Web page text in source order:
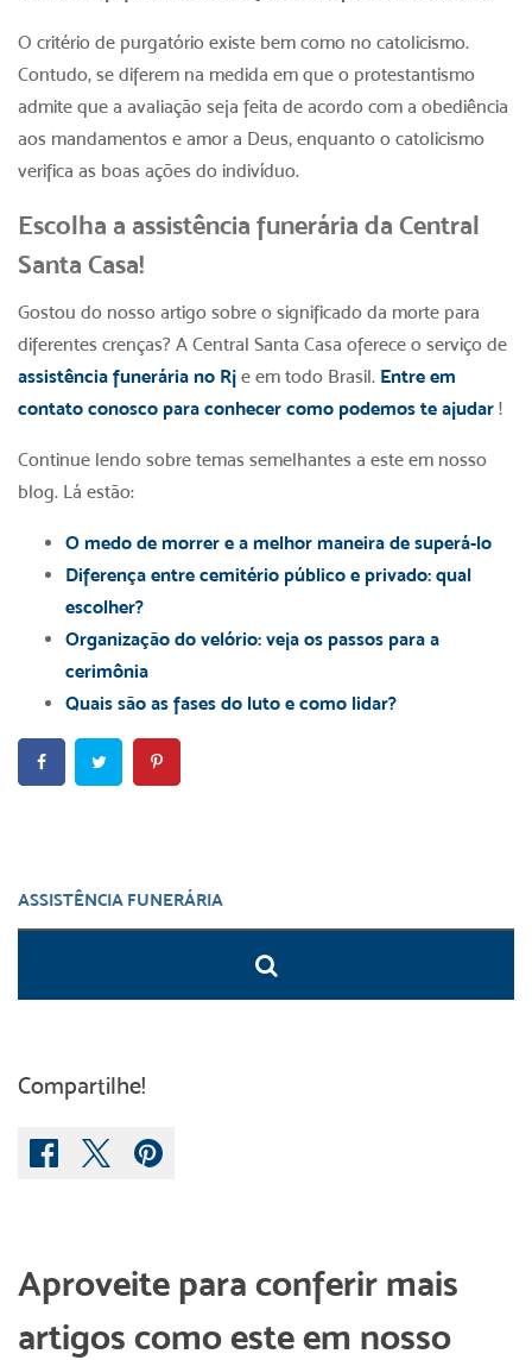
O critério de purgatório existe bem como no catolicismo.
Contudo, se diferem na medida em que o protestantismo
admite que a avaliação seja feita de acordo com a obediência
aos mandamentos e amor a Deus, enquanto o catolicismo
verifica as boas ações do indivíduo.
Escolha a assistência funerária da Central
Santa Casa!
Gostou do nosso artigo sobre o significado da morte para
diferentes crenças? A Central Santa Casa oferece o serviço de
assistência funerária no Rj e em todo Brasil. Entre em
contato conosco para conhecer como podemos te ajudar !
Continue lendo sobre temas semelhantes a este em nosso
blog. Lá estão:
O medo de morrer e a melhor maneira de superá-lo
Diferença entre cemitério público e privado: qual
escolher?
Organização do velório: veja os passos para a
cerimônia
Quais são as fases do luto e como lidar?
Compartilhe!
Aproveite para conferir mais
artigos como este em nosso